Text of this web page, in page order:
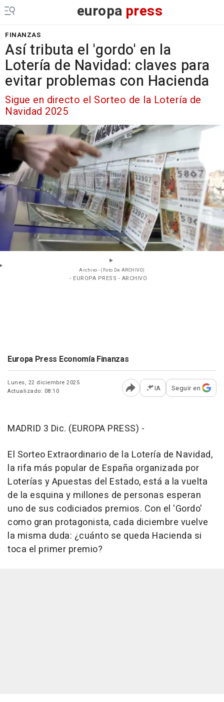
europa press
FINANZAS
Así tributa el 'gordo' en la
Lotería de Navidad: claves para
evitar problemas con Hacienda
Sigue en directo el Sorteo de la Lotería de
Navidad 2025
Archivo - (Foto De ARCHIVO)
- EUROPA PRESS - ARCHIVO
Europa Press Economía Finanzas
Lunes, 22 diciembre 2025
Actualizado: 08:10
Abrir opciones para
IA Seguir en
MADRID 3 Dic. (EUROPA PRESS) -
El Sorteo Extraordinario de la Lotería de Navidad,
la rifa más popular de España organizada por
Loterías y Apuestas del Estado, está a la vuelta
de la esquina y millones de personas esperan
uno de sus codiciados premios. Con el 'Gordo'
como gran protagonista, cada diciembre vuelve
la misma duda: ¿cuánto se queda Hacienda si
toca el primer premio?